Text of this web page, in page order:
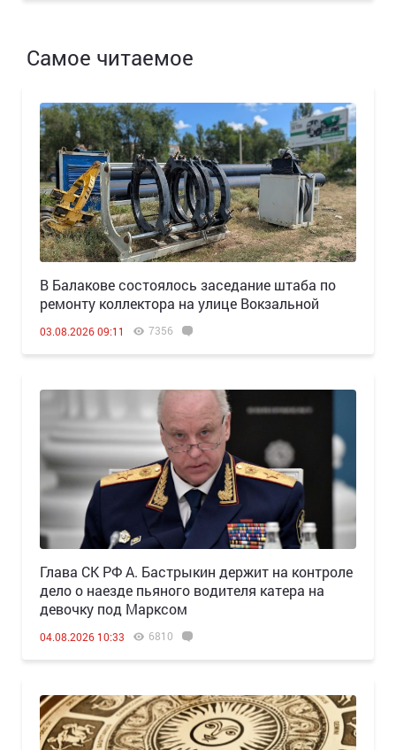
Самое читаемое
В Балакове состоялось заседание штаба по
ремонту коллектора на улице Вокзальной
03.08.2026 09:11 7356
Глава СК РФ А. Бастрыкин держит на контроле
дело о наезде пьяного водителя катера на
девочку под Марксом
04.08.2026 10:33 6810